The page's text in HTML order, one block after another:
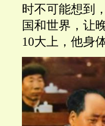
时不可能想到
国和世界，让
10大上，他身